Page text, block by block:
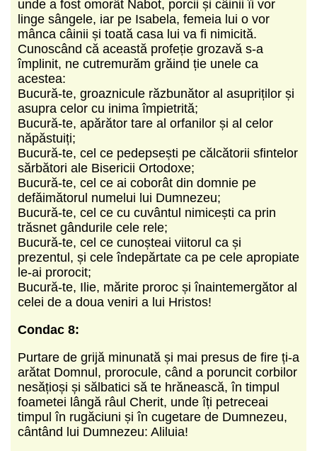
unde a fost omorât Nabot, porcii și câinii îi vor
linge sângele, iar pe Isabela, femeia lui o vor
mânca câinii și toată casa lui va fi nimicită.
Cunoscând că această profeție grozavă s-a
împlinit, ne cutremurăm grăind ție unele ca
acestea:
Bucură-te, groaznicule răzbunător al asupriților și
asupra celor cu inima împietrită;
Bucură-te, apărător tare al orfanilor și al celor
năpăstuiți;
Bucură-te, cel ce pedepsești pe călcătorii sfintelor
sărbători ale Bisericii Ortodoxe;
Bucură-te, cel ce ai coborât din domnie pe
defăimătorul numelui lui Dumnezeu;
Bucură-te, cel ce cu cuvântul nimicești ca prin
trăsnet gândurile cele rele;
Bucură-te, cel ce cunoșteai viitorul ca și
prezentul, și cele îndepărtate ca pe cele apropiate
le-ai prorocit;
Bucură-te, Ilie, mărite proroc și înaintemergător al
celei de a doua veniri a lui Hristos!
Condac 8:
Purtare de grijă minunată și mai presus de fire ți-a
arătat Domnul, prorocule, când a poruncit corbilor
nesățioși și sălbatici să te hrănească, în timpul
foametei lângă râul Cherit, unde îți petreceai
timpul în rugăciuni și în cugetare de Dumnezeu,
cântând lui Dumnezeu: Aliluia!